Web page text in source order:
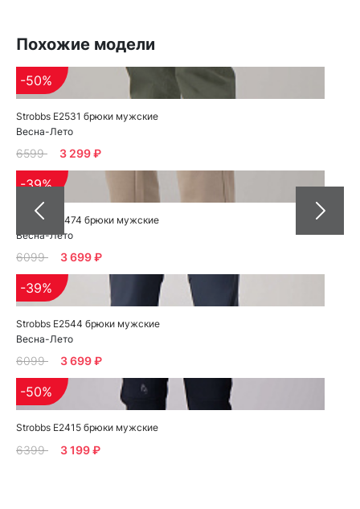
Похожие модели
Strobbs E2531 брюки мужские
Весна-Лето
-50%
6599 3 299 ₽
Strobbs E2474 брюки мужские
Весна-Лето
-39%
6099 3 699 ₽
Strobbs E2544 брюки мужские
Весна-Лето
-39%
6099 3 699 ₽
Strobbs E2415 брюки мужские
-50%
6399 3 199 ₽